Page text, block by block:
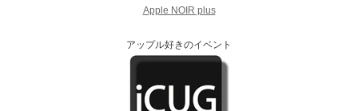
Apple NOIR plus
アップル好きのイベント